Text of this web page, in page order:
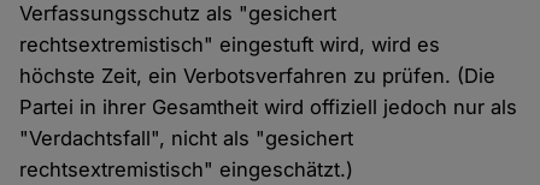
Verfassungsschutz als "gesichert
rechtsextremistisch" eingestuft wird, wird es
höchste Zeit, ein Verbotsverfahren zu prüfen. (Die
Partei in ihrer Gesamtheit wird offiziell jedoch nur als
"Verdachtsfall", nicht als "gesichert
rechtsextremistisch" eingeschätzt.)